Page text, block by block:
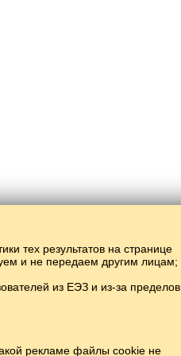
тех результатов на странице
и не передаем другим лицам;
из ЕЭЗ и из-за пределов
рекламе файлы cookie не